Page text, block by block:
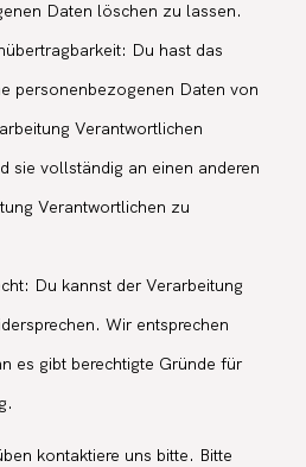
Daten löschen zu lassen.
Du hast das
personenbezogenen Daten von
Verantwortlichen
sie vollständig an einen anderen
Verantwortlichen zu
Du kannst der Verarbeitung
Wir entsprechen
es gibt berechtigte Gründe für
kontaktiere uns bitte. Bitte